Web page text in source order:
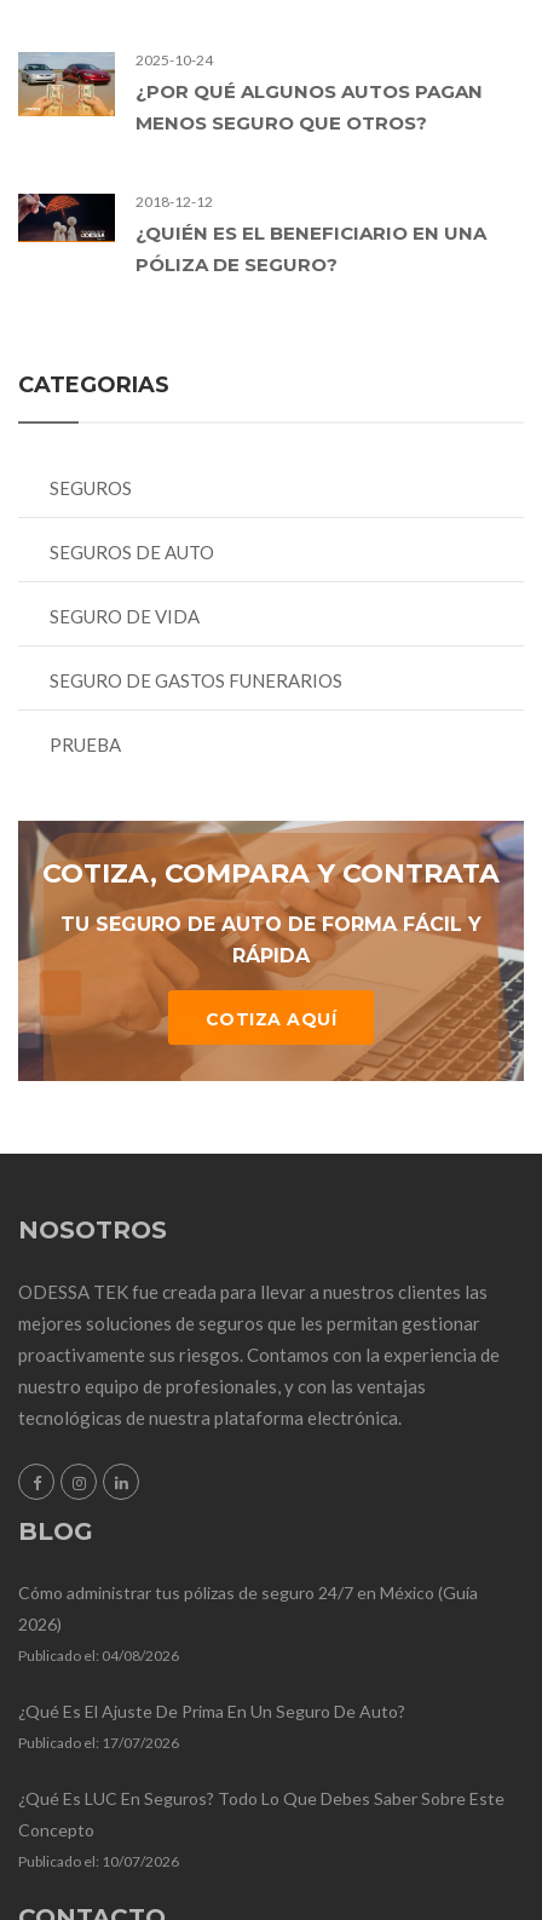
2025-10-24
¿POR QUÉ ALGUNOS AUTOS PAGAN
MENOS SEGURO QUE OTROS?
2018-12-12
¿QUIÉN ES EL BENEFICIARIO EN UNA
PÓLIZA DE SEGURO?
CATEGORIAS
SEGUROS
SEGUROS DE AUTO
SEGURO DE VIDA
SEGURO DE GASTOS FUNERARIOS
PRUEBA
COTIZA, COMPARA Y CONTRATA
TU SEGURO DE AUTO DE FORMA FÁCIL Y
RÁPIDA
COTIZA AQUÍ
NOSOTROS
ODESSA TEK fue creada para llevar a nuestros clientes las
mejores soluciones de seguros que les permitan gestionar
proactivamente sus riesgos. Contamos con la experiencia de
nuestro equipo de profesionales, y con las ventajas
tecnológicas de nuestra plataforma electrónica.
BLOG
Cómo administrar tus pólizas de seguro 24/7 en México (Guía
2026)
Publicado el: 04/08/2026
¿Qué Es El Ajuste De Prima En Un Seguro De Auto?
Publicado el: 17/07/2026
¿Qué Es LUC En Seguros? Todo Lo Que Debes Saber Sobre Este
Concepto
Publicado el: 10/07/2026